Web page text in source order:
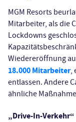
MGM Resorts
Mitarbeiter, als die
Lockdowns
Wiedereröffnung
18.000 Mitarbeiter,
entlassen. Andere
ähnliche
„Drive-In-